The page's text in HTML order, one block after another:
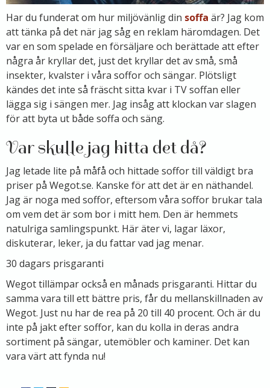
Har du funderat om hur miljövänlig din soffa är? Jag kom
att tänka på det när jag såg en reklam häromdagen. Det
var en som spelade en försäljare och berättade att efter
några år kryllar det, just det kryllar det av små, små
insekter, kvalster i våra soffor och sängar. Plötsligt
kändes det inte så fräscht sitta kvar i TV soffan eller
lägga sig i sängen mer. Jag insåg att klockan var slagen
för att byta ut både soffa och säng.
Var skulle jag hitta det då?
Jag letade lite på måfå och hittade soffor till väldigt bra
priser på Wegot.se. Kanske för att det är en näthandel.
Jag är noga med soffor, eftersom våra soffor brukar tala
om vem det är som bor i mitt hem. Den är hemmets
natulriga samlingspunkt. Här äter vi, lagar läxor,
diskuterar, leker, ja du fattar vad jag menar.
30 dagars prisgaranti
Wegot tillämpar också en månads prisgaranti. Hittar du
samma vara till ett bättre pris, får du mellanskillnaden av
Wegot. Just nu har de rea på 20 till 40 procent. Och är du
inte på jakt efter soffor, kan du kolla in deras andra
sortiment på sängar, utemöbler och kaminer. Det kan
vara värt att fynda nu!